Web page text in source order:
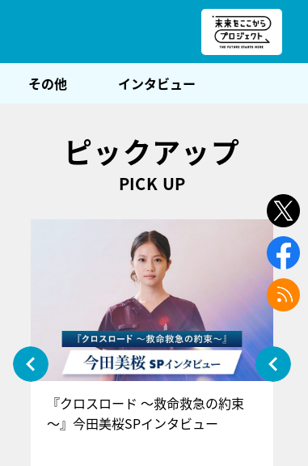
その他 インタビュー
ピックアップ
PICK UP
『クロスロード ～救命救急の約束
～』今田美桜SPインタビュー